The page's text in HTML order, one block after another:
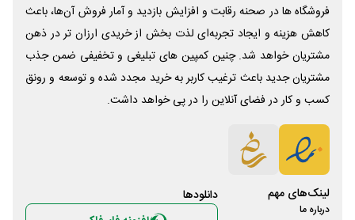
فروشگاه ها در صحنه رقابت و افزایش بازدید و آمار فروش آن‌ها، باعث
کاهش هزینه و ایجاد تجربه‌ای لذت بخش از خریدی ارزان تر در ذهن
مشتریان خواهد شد. چنین کمپین های تبلیغی و تخفیفی ضمن جذب
مشتریان جدید باعث ترغیب کاربر به خرید مجدد شده و توسعه و رونق
کسب و کار در فضای آنلاین را در پی خواهد داشت.
لینک‌های مهم
درباره ما
دانلود‌ها